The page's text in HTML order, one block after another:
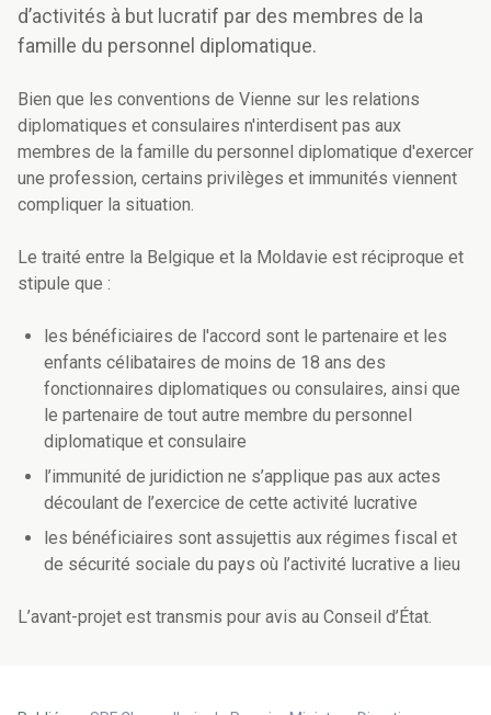
d’activités à but lucratif par des membres de la
famille du personnel diplomatique.
Bien que les conventions de Vienne sur les relations
diplomatiques et consulaires n'interdisent pas aux
membres de la famille du personnel diplomatique d'exercer
une profession, certains privilèges et immunités viennent
compliquer la situation.
Le traité entre la Belgique et la Moldavie est réciproque et
stipule que :
les bénéficiaires de l'accord sont le partenaire et les
enfants célibataires de moins de 18 ans des
fonctionnaires diplomatiques ou consulaires, ainsi que
le partenaire de tout autre membre du personnel
diplomatique et consulaire
l’immunité de juridiction ne s’applique pas aux actes
découlant de l’exercice de cette activité lucrative
les bénéficiaires sont assujettis aux régimes fiscal et
de sécurité sociale du pays où l’activité lucrative a lieu
L’avant-projet est transmis pour avis au Conseil d’État.